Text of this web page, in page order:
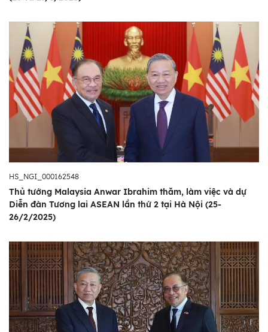
HS_NGI_000162548
Thủ tướng Malaysia Anwar Ibrahim thăm, làm việc và dự
Diễn đàn Tương lai ASEAN lần thứ 2 tại Hà Nội (25-
26/2/2025)